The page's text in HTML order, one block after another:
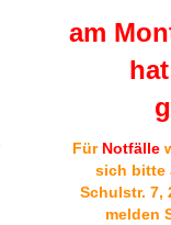
am
Für Notfälle
sich bitte
Schulstr. 7,
melden